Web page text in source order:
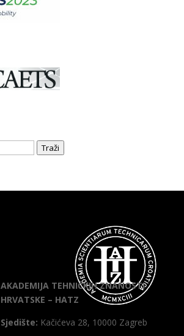
Traži
AKADEMIJA TEHNIČKIH ZNANOSTI
HRVATSKE – HATZ
Sjedište: Kačićeva 28, 10000 Zagreb